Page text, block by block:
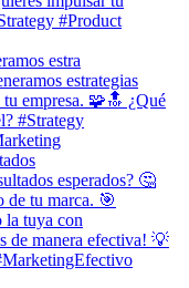
estra